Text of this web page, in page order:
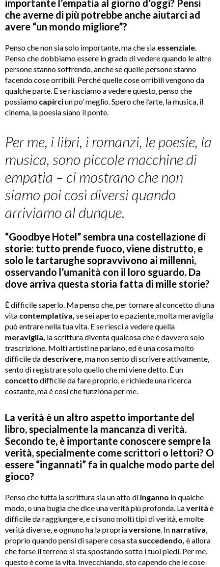
importante l’empatia al giorno d’oggi? Pensi
che averne di più potrebbe anche aiutarci ad
avere “un mondo migliore”?
Penso che non sia solo importante, ma che sia essenziale.
Penso che dobbiamo essere in grado di vedere quando le altre
persone stanno soffrendo, anche se quelle persone stanno
facendo cose orribili. Perché quelle cose orribili vengono da
qualche parte. E se riusciamo a vedere questo, penso che
possiamo capirciun po’ meglio. Spero che l’arte, la musica, il
cinema, la poesia siano il ponte.
Per me, i libri, i romanzi, le poesie, la
musica, sono piccole macchine di
empatia – ci mostrano che non
siamo poi così diversi quando
arriviamo al dunque.
“Goodbye Hotel” sembra una costellazione di
storie: tutto prende fuoco, viene distrutto, e
solo le tartarughe sopravvivono ai millenni,
osservando l’umanità con il loro sguardo. Da
dove arriva questa storia fatta di mille storie?
È difficile saperlo. Ma penso che, per tornare al concetto di una
vita contemplativa, se sei aperto e paziente, molta meraviglia
può entrare nella tua vita. E se riesci a vedere quella
meraviglia, la scrittura diventa qualcosa che è davvero solo
trascrizione. Molti artisti ne parlano, ed è una cosa molto
difficile da descrivere, ma non sento di scrivere attivamente,
sento di registrare solo quello che mi viene detto. È un
concetto difficile da fare proprio, e richiede una ricerca
costante, ma è così che funziona per me.
La verità è un altro aspetto importante del
libro, specialmente la mancanza di verità.
Secondo te, è importante conoscere sempre la
verità, specialmente come scrittori o lettori? O
essere “ingannati” fa in qualche modo parte del
gioco?
Penso che tutta la scrittura sia un atto di inganno in qualche
modo, o una bugia che dice una verità più profonda. Laverità è
difficile da raggiungere, e ci sono molti tipi di verità, e molte
verità diverse, e ognuno ha la propriaversione . In narrativa
proprio quando pensi di sapere cosa sta succedendo, è allora
che forse il terreno si sta spostando sotto i tuoi piedi. Per me,
questo è come la vita. Invecchiando, sto capendo che le cose